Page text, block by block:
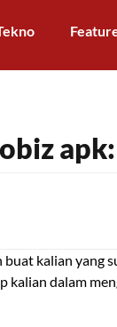
kalian yang
kalian dalam